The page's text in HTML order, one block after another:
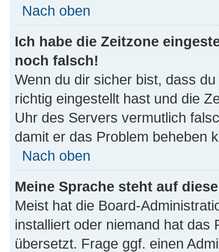
Nach oben
Ich habe die Zeitzone
noch falsch!
Wenn du dir sicher bist, dass
richtig eingestellt hast und die
Uhr des Servers vermutlich
damit er das Problem beheben
Nach oben
Meine Sprache steht auf
Meist hat die Board-
installiert oder niemand hat das
übersetzt. Frage ggf. einen